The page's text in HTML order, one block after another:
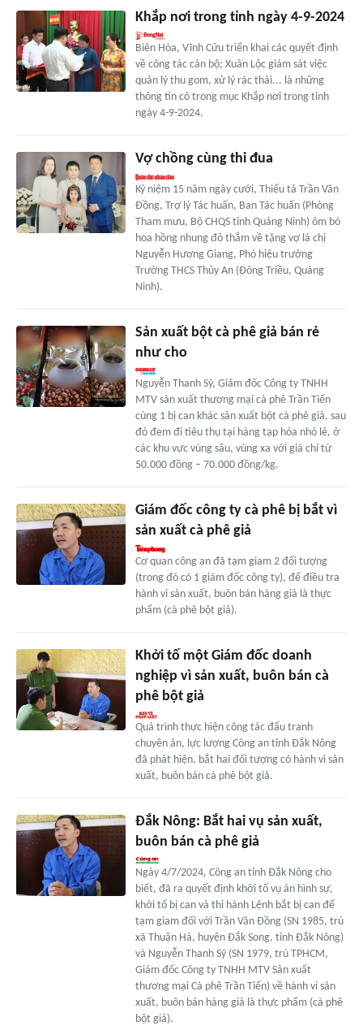
Khắp nơi trong tỉnh ngày 4-9-2024
Biên Hòa, Vĩnh Cửu triển khai các quyết định
về công tác cán bộ; Xuân Lộc giám sát việc
quản lý thu gom, xử lý rác thải... là những
thông tin có trong mục Khắp nơi trong tỉnh
ngày 4-9-2024.
Vợ chồng cùng thi đua
Kỷ niệm 15 năm ngày cưới, Thiếu tá Trần Văn
Đồng, Trợ lý Tác huấn, Ban Tác huấn (Phòng
Tham mưu, Bộ CHQS tỉnh Quảng Ninh) ôm bó
hoa hồng nhung đỏ thắm về tặng vợ là chị
Nguyễn Hương Giang, Phó hiệu trưởng
Trường THCS Thủy An (Đông Triều, Quảng
Ninh).
Sản xuất bột cà phê giả bán rẻ
như cho
Nguyễn Thanh Sỹ, Giám đốc Công ty TNHH
MTV sản xuất thương mại cà phê Trần Tiến
cùng 1 bị can khác sản xuất bột cà phê giả, sau
đó đem đi tiêu thụ tại hàng tạp hóa nhỏ lẻ, ở
các khu vực vùng sâu, vùng xa với giá chỉ từ
50.000 đồng – 70.000 đồng/kg.
Giám đốc công ty cà phê bị bắt vì
sản xuất cà phê giả
Cơ quan công an đã tạm giam 2 đối tượng
(trong đó có 1 giám đốc công ty), để điều tra
hành vi sản xuất, buôn bán hàng giả là thực
phẩm (cà phê bột giả).
Khởi tố một Giám đốc doanh
nghiệp vì sản xuất, buôn bán cà
phê bột giả
Quá trình thực hiện công tác đấu tranh
chuyên án, lực lượng Công an tỉnh Đắk Nông
đã phát hiện, bắt hai đối tượng có hành vi sản
xuất, buôn bán cà phê bột giả.
Đắk Nông: Bắt hai vụ sản xuất,
buôn bán cà phê giả
Ngày 4/7/2024, Công an tỉnh Đắk Nông cho
biết, đã ra quyết định khởi tố vụ án hình sự,
khởi tố bị can và thi hành Lệnh bắt bị can để
tạm giam đối với Trần Văn Đồng (SN 1985, trú
xã Thuận Hà, huyện Đắk Song, tỉnh Đắk Nông)
và Nguyễn Thanh Sỹ (SN 1979, trú TPHCM,
Giám đốc Công ty TNHH MTV Sản xuất
thương mại Cà phê Trần Tiến) về hành vi sản
xuất, buôn bán hàng giả là thực phẩm (cà phê
bột giả).